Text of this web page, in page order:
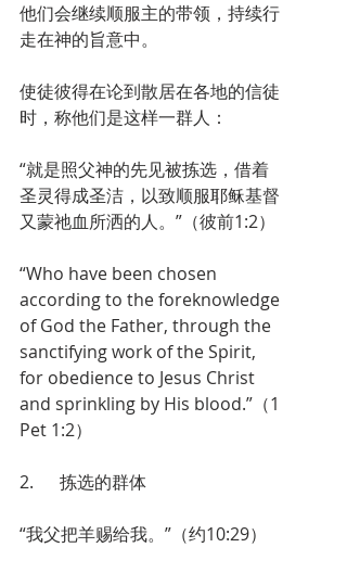
他们会继续顺服主的带领，持续行
走在神的旨意中。
使徒彼得在论到散居在各地的信徒
时，称他们是这样一群人：
“就是照父神的先见被拣选，借着
圣灵得成圣洁，以致顺服耶稣基督
又蒙祂血所洒的人。”（彼前1:2）
“Who have been chosen
according to the foreknowledge
of God the Father, through the
sanctifying work of the Spirit,
for obedience to Jesus Christ
and sprinkling by His blood.”（1
Pet 1:2）
2.      拣选的群体
“我父把羊赐给我。”（约10:29）